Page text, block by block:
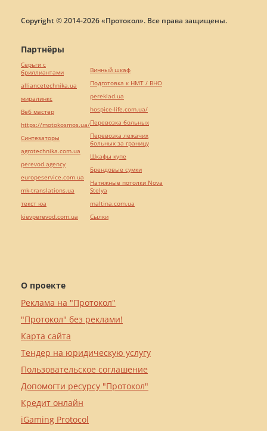
Copyright © 2014-2026 «Протокол». Все права защищены.
О проекте
Реклама на "Протокол"
"Протокол" без реклами!
Карта сайта
Тендер на юридическую услугу
Пользовательское соглашение
Допомогти ресурсу "Протокол"
Кредит онлайн
iGaming Protocol
Партнёры
Серьги с
бриллиантами
alliancetechnika.ua
миралинкс
Веб мастер
https://motokosmos.ua/
Синтезаторы
agrotechnika.com.ua
perevod.agency
europeservice.com.ua
mk-translations.ua
текст юа
kievperevod.com.ua
Винный шкаф
Подготовка к НМТ / ВНО
pereklad.ua
hospice-life.com.ua/
Перевозка больных
Перевозка лежачих
больных за границу
Шкафы купе
Брендовые сумки
Натяжные потолки Nova
Stelya
maltina.com.ua
Cылки